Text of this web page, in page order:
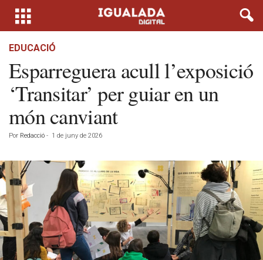
EDUCACIÓ
Esparreguera acull l’exposició
‘Transitar’ per guiar en un
món canviant
Por Redacció - 1 de juny de 2026